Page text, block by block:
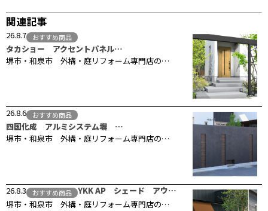
関連記事
26.8.7 おすすめ商品
タカショー アクセントパネル…
堺市・和泉市 外構・庭リフォーム専門店の…
26.8.6 おすすめ商品
四国化成 アルミシステム塀 …
堺市・和泉市 外構・庭リフォーム専門店の…
26.8.3 おすすめ商品
YKK AP シェード アウ…
堺市・和泉市 外構・庭リフォーム専門店の…